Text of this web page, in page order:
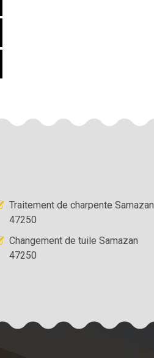
Traitement de charpente Samazan
47250
Changement de tuile Samazan
47250